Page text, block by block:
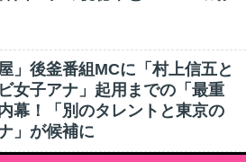
」後釜番組MCに「村上信五と
女子アナ」起用までの「最重
幕！「別のタレントと東京の
」が候補に